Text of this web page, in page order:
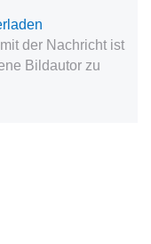
der Nachricht ist
Bildautor zu